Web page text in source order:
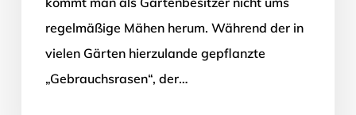
regelmäßige Mähen herum. Während der in
vielen Gärten hierzulande gepflanzte
„Gebrauchsrasen“, der…